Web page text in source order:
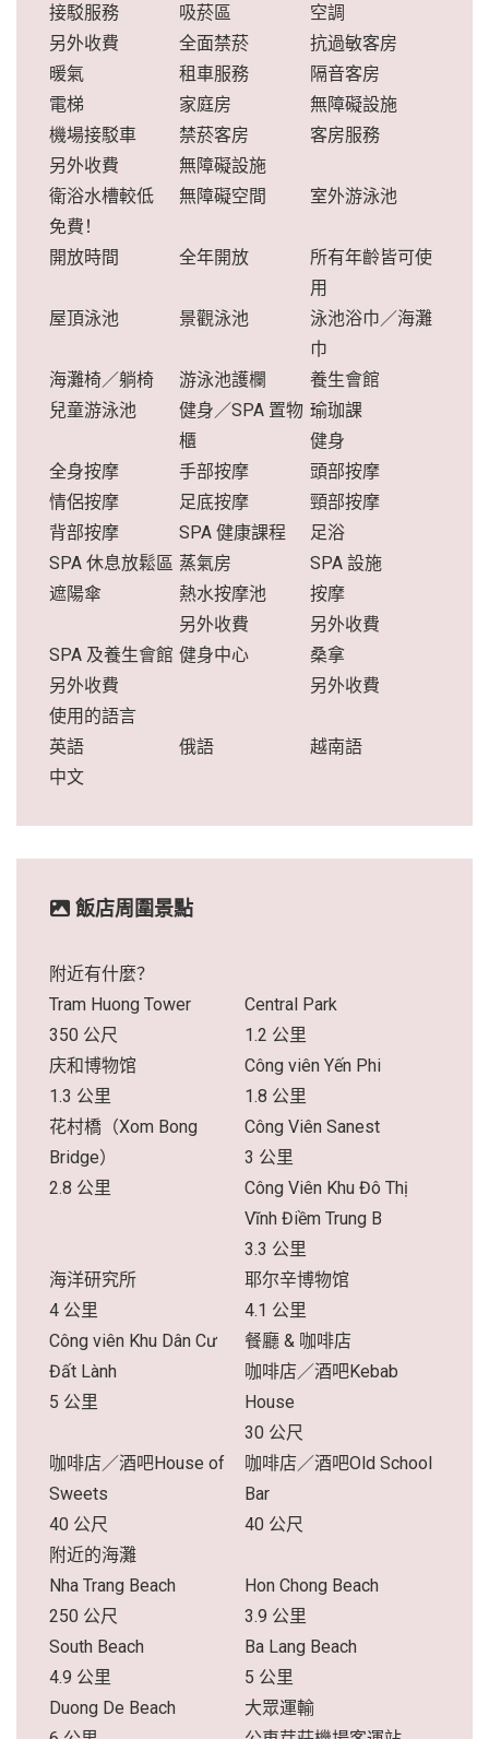
接駁服務
另外收費
吸菸區
空調
全面禁菸
抗過敏客房
暖氣
租車服務
隔音客房
電梯
家庭房
無障礙設施
機場接駁車
另外收費
禁菸客房
客房服務
無障礙設施
衛浴水槽較低
無障礙空間
室外游泳池
免費！
開放時間
全年開放
所有年齡皆可使
用
屋頂泳池
景觀泳池
泳池浴巾／海灘
巾
海灘椅／躺椅
游泳池護欄
養生會館
兒童游泳池
健身／SPA 置物
櫃
瑜珈課
健身
全身按摩
手部按摩
頭部按摩
情侶按摩
足底按摩
頸部按摩
背部按摩
SPA 健康課程
足浴
SPA 休息放鬆區 蒸氣房
SPA 設施
遮陽傘
熱水按摩池
另外收費
按摩
另外收費
SPA 及養生會館
另外收費
健身中心
桑拿
另外收費
使用的語言
英語
俄語
越南語
中文
飯店周圍景點
附近有什麼？
Tram Huong Tower
350 公尺
Central Park
1.2 公里
庆和博物馆
1.3 公里
Công viên Yến Phi
1.8 公里
花村橋（Xom Bong
Bridge）
2.8 公里
Công Viên Sanest
3 公里
Công Viên Khu Đô Thị
Vĩnh Điềm Trung B
3.3 公里
海洋研究所
4 公里
耶尔辛博物馆
4.1 公里
Công viên Khu Dân Cư
Đất Lành
5 公里
餐廳 & 咖啡店
咖啡店／酒吧Kebab
House
30 公尺
咖啡店／酒吧House of
Sweets
40 公尺
咖啡店／酒吧Old School
Bar
40 公尺
附近的海灘
Nha Trang Beach
250 公尺
Hon Chong Beach
3.9 公里
South Beach
4.9 公里
Ba Lang Beach
5 公里
Duong De Beach
大眾運輸